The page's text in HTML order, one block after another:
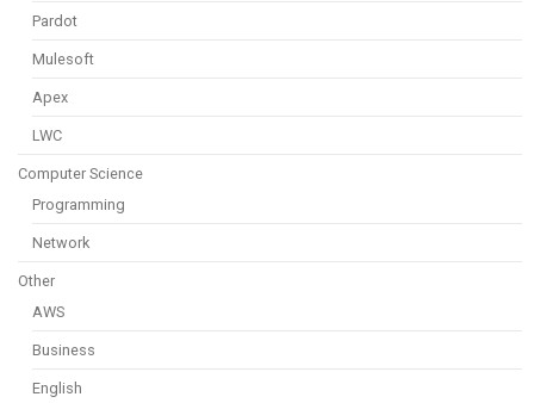
Pardot
Mulesoft
Apex
LWC
Computer Science
Programming
Network
Other
AWS
Business
English